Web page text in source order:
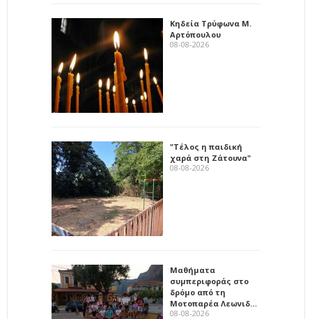
Κηδεία Τρύφωνα Μ.
Αρτόπουλου
08-08-2026
"Τέλος η παιδική
χαρά στη Ζάτουνα"
08-08-2026
Μαθήματα
συμπεριφοράς στο
δρόμο από τη
Μοτοπαρέα Λεωνιδ…
08-08-2026